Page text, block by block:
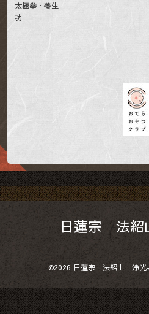
太極拳・養生
功
日蓮宗 法
©2026 日蓮宗 法紹山 浄光